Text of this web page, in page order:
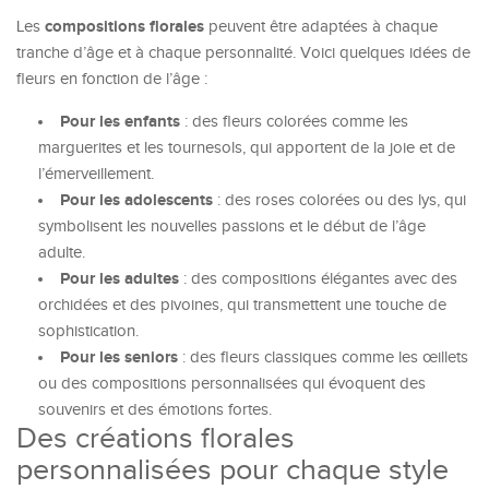
Les compositions florales peuvent être adaptées à chaque
tranche d’âge et à chaque personnalité. Voici quelques idées de
fleurs en fonction de l’âge :
Pour les enfants : des fleurs colorées comme les
marguerites et les tournesols, qui apportent de la joie et de
l’émerveillement.
Pour les adolescents : des roses colorées ou des lys, qui
symbolisent les nouvelles passions et le début de l’âge
adulte.
Pour les adultes : des compositions élégantes avec des
orchidées et des pivoines, qui transmettent une touche de
sophistication.
Pour les seniors : des fleurs classiques comme les œillets
ou des compositions personnalisées qui évoquent des
souvenirs et des émotions fortes.
Des créations florales
personnalisées pour chaque style